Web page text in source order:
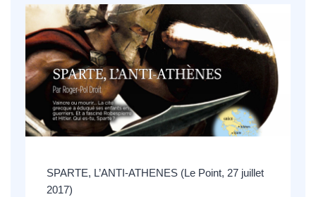
SPARTE, L’ANTI-ATHENES (Le Point, 27 juillet
2017)